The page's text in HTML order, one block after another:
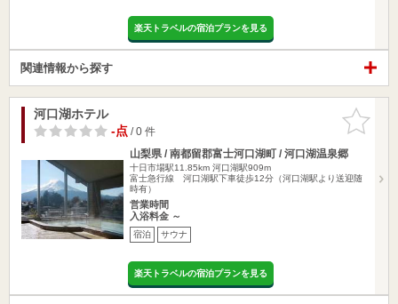
楽天トラベルの宿泊プランを見る
関連情報から探す
お気に入
りに追加
河口湖ホテル
-点/ 0 件
山梨県 / 南都留郡富士河口湖町 / 河口湖温泉郷
十日市場駅11.85km 河口湖駅909m
富士急行線 河口湖駅下車徒歩12分（河口湖駅より送迎随
時有）
営業時間
入浴料金 ～
宿泊 サウナ
楽天トラベルの宿泊プランを見る